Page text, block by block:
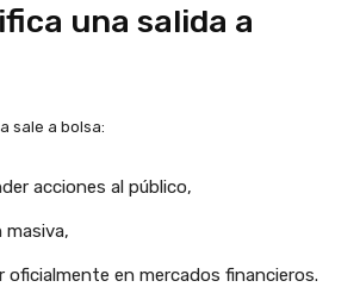
una salida a
sale a bolsa:
acciones al público,
masiva,
oficialmente en mercados financieros.